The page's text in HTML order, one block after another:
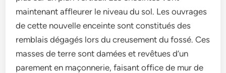
maintenant affleurer le niveau du sol. Les ouvrages
de cette nouvelle enceinte sont constitués des
remblais dégagés lors du creusement du fossé. Ces
masses de terre sont damées et revêtues d’un
parement en maçonnerie, faisant office de mur de